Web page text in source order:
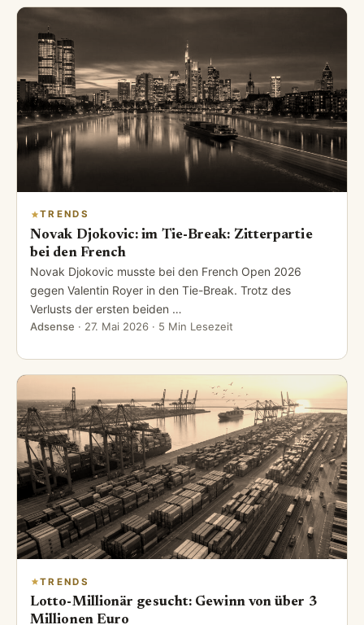
TRENDS
Novak Djokovic: im Tie-Break: Zitterpartie
bei den French
Novak Djokovic musste bei den French Open 2026
gegen Valentin Royer in den Tie-Break. Trotz des
Verlusts der ersten beiden …
Adsense · 27. Mai 2026 · 5 Min Lesezeit
TRENDS
Lotto-Millionär gesucht: Gewinn von über 3
Millionen Euro